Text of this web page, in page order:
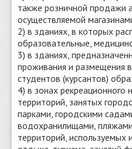
также розничной продажи
осуществляемой
2) в зданиях, в которых
образовательные,
3) в зданиях,
проживания и размещения
студентов (курсантов)
4) в зонах рекреационного
территорий, занятых
парками, городскими
водохранилищами,
территорий, используемых